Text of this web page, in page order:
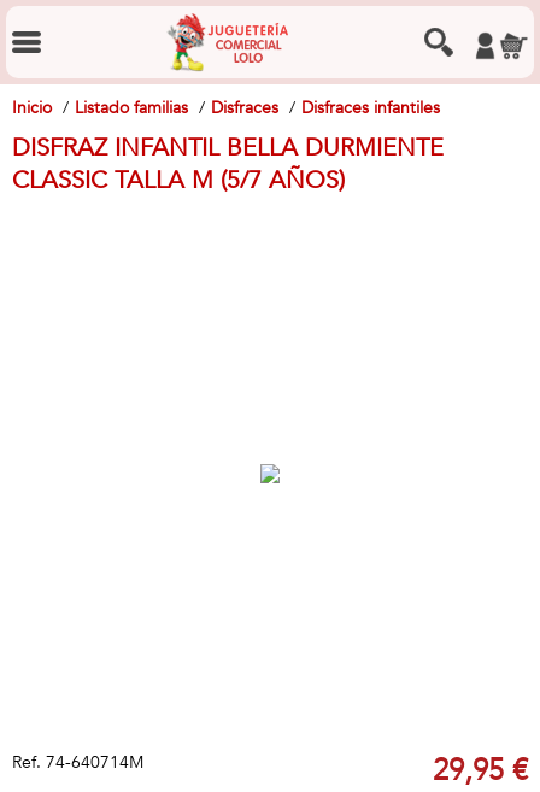
Inicio Listado familias Disfraces Disfraces infantiles
DISFRAZ INFANTIL BELLA DURMIENTE
CLASSIC TALLA M (5/7 AÑOS)
Ref. 74-640714M 29,95 €